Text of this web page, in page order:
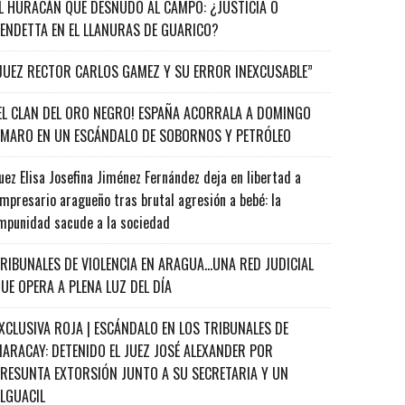
HURACÁN QUE DESNUDÓ AL CAMPO: ¿JUSTICIA O
EN EL LLANURAS DE GUARICO?
RECTOR CARLOS GAMEZ Y SU ERROR INEXCUSABLE”
CLAN DEL ORO NEGRO! ESPAÑA ACORRALA A DOMINGO
EN UN ESCÁNDALO DE SOBORNOS Y PETRÓLEO
Elisa Josefina Jiménez Fernández deja en libertad a
aragueño tras brutal agresión a bebé: la
sacude a la sociedad
DE VIOLENCIA EN ARAGUA…UNA RED JUDICIAL
OPERA A PLENA LUZ DEL DÍA
ROJA | ESCÁNDALO EN LOS TRIBUNALES DE
DETENIDO EL JUEZ JOSÉ ALEXANDER POR
EXTORSIÓN JUNTO A SU SECRETARIA Y UN